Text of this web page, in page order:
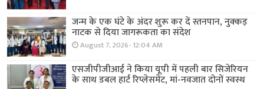
जन्म के एक घंटे के अंदर शुरू कर दें स्तनपान, नुक्कड़
नाटक से दिया जागरूकता का संदेश
August 7, 2026- 12:04 AM
एसजीपीजीआई ने किया यूपी में पहली बार सिजेरियन
के साथ डबल हार्ट रिप्लेसमेंट, मां-नवजात दोनों स्वस्थ